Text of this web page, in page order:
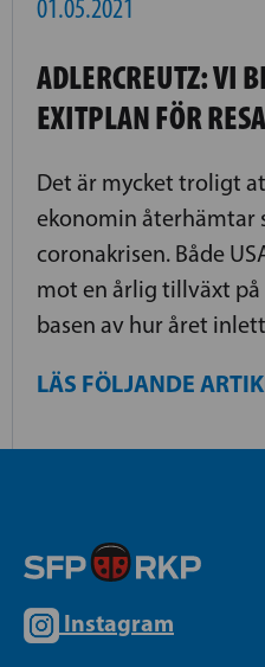
01.05.2021
ADLERCREUTZ: VI
EXITPLAN FÖR
Det är mycket troligt
ekonomin återhämtar
coronakrisen. Både
mot en årlig tillväxt på
basen av hur året
LÄS FÖLJANDE
Instagram